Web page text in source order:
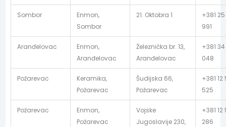
Sombor
Enmon,
Sombor
21. Oktobra 1
+381
991
Aranđelovac
Enmon,
Aranđelovac
Železnička br. 13,
Aranđelovac
+381
048
Požarevac
Keramika,
Požarevac
Šudijska 66,
Požarevac
+381
525
Požarevac
Enmon,
Požarevac
Vojske
Jugoslavije 230,
+381 12
286